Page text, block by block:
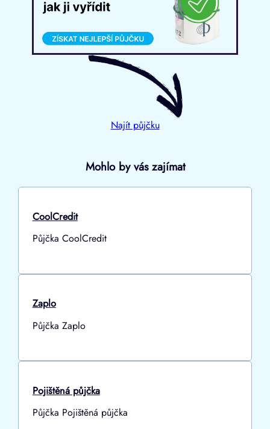
Najít půjčku
Mohlo by vás zajímat
CoolCredit
Půjčka CoolCredit
Zaplo
Půjčka Zaplo
Pojištěná půjčka
Půjčka Pojištěná půjčka